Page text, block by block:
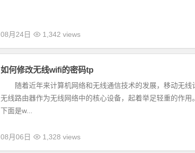
08月24日 1,342 views
如何修改无线wifi的密码tp
随着近年来计算机网络和无线通信技术的发展，移动无线
无线路由器作为无线网络中的核心设备，起着举足轻重的作
下面是w...
08月06日 1,328 views